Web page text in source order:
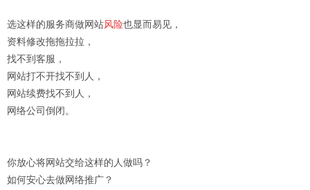
选这样的服务商做网站风险也显而易见，
资料修改拖拖拉拉，
找不到客服，
网站打不开找不到人，
网站续费找不到人，
网络公司倒闭。
你放心将网站交给这样的人做吗？
如何安心去做网络推广？